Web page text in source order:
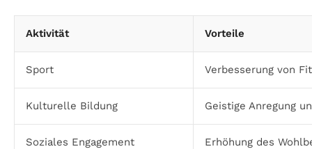
Aktivität Vorteile
Sport Verbesserung von
Kulturelle Bildung Geistige Anregung
Soziales Engagement Erhöhung des